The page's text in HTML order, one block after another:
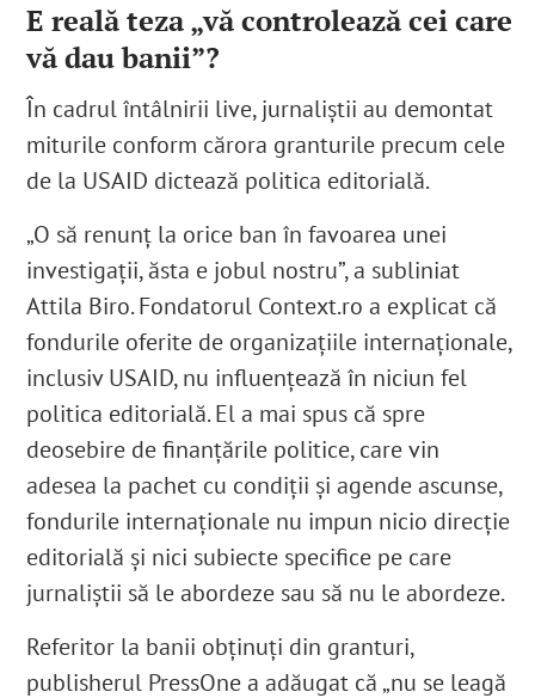
E reală teza „vă controlează cei care
vă dau banii”?
În cadrul întâlnirii live, jurnaliștii au demontat
miturile conform cărora granturile precum cele
de la USAID dictează politica editorială.
„O să renunț la orice ban în favoarea unei
investigații, ăsta e jobul nostru”, a subliniat
Attila Biro. Fondatorul Context.ro a explicat că
fondurile oferite de organizațiile internaționale,
inclusiv USAID, nu influențează în niciun fel
politica editorială. El a mai spus că spre
deosebire de finanțările politice, care vin
adesea la pachet cu condiții și agende ascunse,
fondurile internaționale nu impun nicio direcție
editorială și nici subiecte specifice pe care
jurnaliștii să le abordeze sau să nu le abordeze.
Referitor la banii obținuți din granturi,
publisherul PressOne a adăugat că „nu se leagă